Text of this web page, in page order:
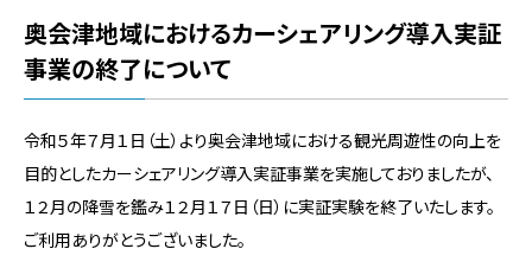
奥会津地域におけるカーシェアリング導入実証
事業の終了について
令和５年７月１日（土）より奥会津地域における観光周遊性の向上を
目的としたカーシェアリング導入実証事業を実施しておりましたが、
１２月の降雪を鑑み１２月１７日（日）に実証実験を終了いたします。
ご利用ありがとうございました。